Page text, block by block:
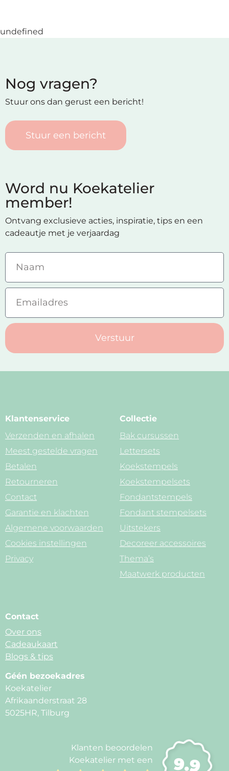
undefined
Nog vragen?
Stuur ons dan gerust een bericht!
Stuur een bericht
Word nu Koekatelier
member!
Ontvang exclusieve acties, inspiratie, tips en een
cadeautje met je verjaardag
Verstuur
Klantenservice
Verzenden en afhalen
Meest gestelde vragen
Betalen
Retourneren
Contact
Garantie en klachten
Algemene voorwaarden
Cookies instellingen
Privacy
Collectie
Bak cursussen
Lettersets
Koekstempels
Koekstempelsets
Fondantstempels
Fondant stempelsets
Uitstekers
Decoreer accessoires
Thema’s
Maatwerk producten
Contact
Over ons
Cadeaukaart
Blogs & tips
Géén bezoekadres
Koekatelier
Afrikaanderstraat 28
5025HR, Tilburg
Klanten beoordelen
Koekatelier met een
9.9